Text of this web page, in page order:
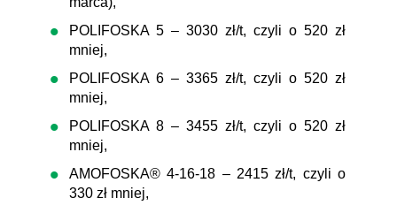
POLIFOSKA 5 – 3030 zł/t, czyli o 520 zł
mniej,
POLIFOSKA 6 – 3365 zł/t, czyli o 520 zł
mniej,
POLIFOSKA 8 – 3455 zł/t, czyli o 520 zł
mniej,
AMOFOSKA® 4-16-18 – 2415 zł/t, czyli o
330 zł mniej,